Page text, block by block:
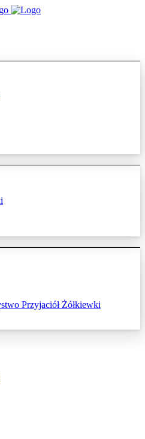
Przyjaciół Żółkiewki